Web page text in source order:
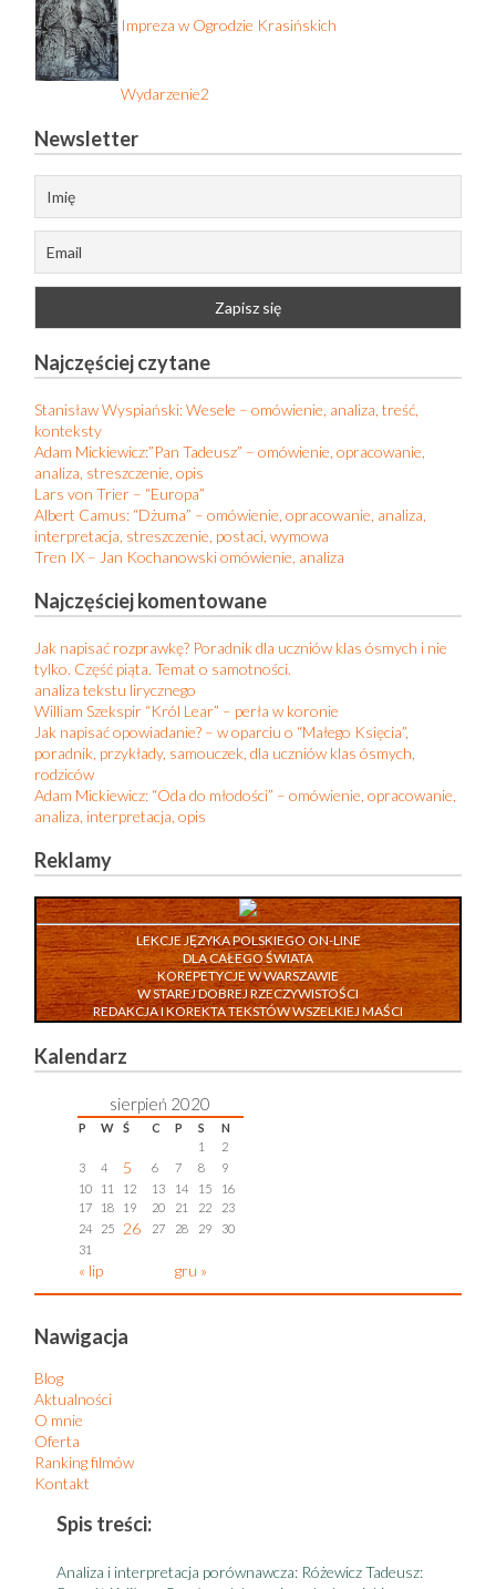
Impreza w Ogrodzie Krasińskich
Wydarzenie2
Newsletter
Najczęściej czytane
Stanisław Wyspiański: Wesele – omówienie, analiza, treść,
konteksty
Adam Mickiewicz:”Pan Tadeusz” – omówienie, opracowanie,
analiza, streszczenie, opis
Lars von Trier – “Europa”
Albert Camus: “Dżuma” – omówienie, opracowanie, analiza,
interpretacja, streszczenie, postaci, wymowa
Tren IX – Jan Kochanowski omówienie, analiza
Najczęściej komentowane
Jak napisać rozprawkę? Poradnik dla uczniów klas ósmych i nie
tylko. Część piąta. Temat o samotności.
analiza tekstu lirycznego
William Szekspir “Król Lear” – perła w koronie
Jak napisać opowiadanie? – w oparciu o “Małego Księcia”,
poradnik, przykłady, samouczek, dla uczniów klas ósmych,
rodziców
Adam Mickiewicz: “Oda do młodości” – omówienie, opracowanie,
analiza, interpretacja, opis
Reklamy
LEKCJE JĘZYKA POLSKIEGO ON-LINE
DLA CAŁEGO ŚWIATA
KOREPETYCJE W WARSZAWIE
W STAREJ DOBREJ RZECZYWISTOŚCI
REDAKCJA I KOREKTA TEKSTÓW WSZELKIEJ MAŚCI
Kalendarz
sierpień 2020
P W Ś C P S N
« lip gru »
1
2
3
4 5 6 7 8
9
10
11 12 13 14 15
16
17
18 19 20 21 22
23
24
25 26 27 28 29
30
31
Nawigacja
Blog
Aktualności
O mnie
Oferta
Ranking filmów
Kontakt
Spis treści:
Analiza i interpretacja porównawcza: Różewicz Tadeusz: